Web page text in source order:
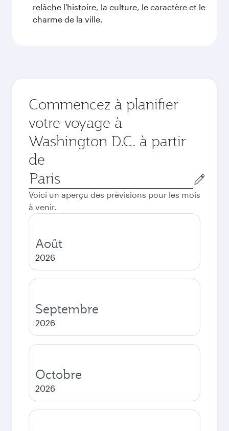
relâche l'histoire, la culture, le caractère et le
charme de la ville.
Commencez à planifier
votre voyage à
Washington D.C. à partir
de
Ville
de
départ
Voici un aperçu des prévisions pour les mois
à venir.
Août
2026
Septembre
2026
Octobre
2026